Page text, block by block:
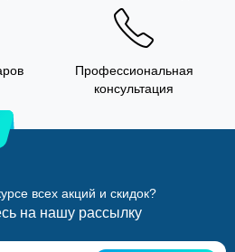
Профессиональная
консультация
всех акций и скидок?
на нашу рассылку